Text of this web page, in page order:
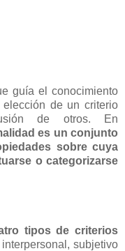
guía el conocimiento
de un criterio
de otros. En
es un conjunto
sobre cuya
o categorizarse
tipos de criterios
subjetivo